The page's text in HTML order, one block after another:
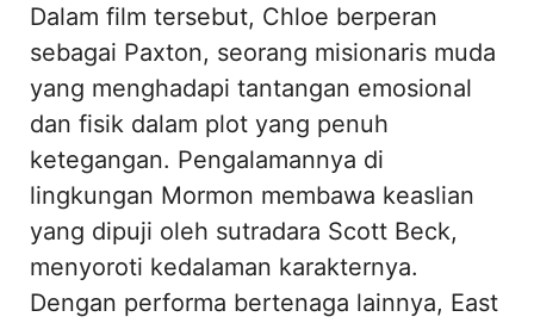
Dalam film tersebut, Chloe berperan
sebagai Paxton, seorang misionaris muda
yang menghadapi tantangan emosional
dan fisik dalam plot yang penuh
ketegangan. Pengalamannya di
lingkungan Mormon membawa keaslian
yang dipuji oleh sutradara Scott Beck,
menyoroti kedalaman karakternya.
Dengan performa bertenaga lainnya, East